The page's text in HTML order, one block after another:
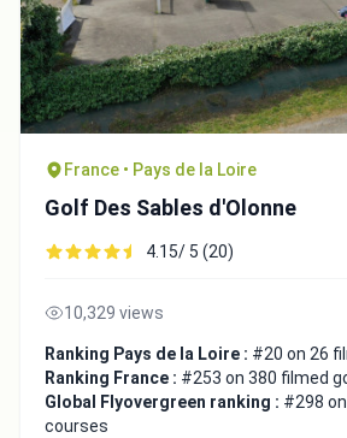
France • Pays de la Loire
Golf Des Sables d'Olonne
4.15/ 5 (20)
10,329 views
Ranking Pays de la Loire : #20 on 26
Ranking France : #253 on 380 filmed
Global Flyovergreen ranking : #298
courses